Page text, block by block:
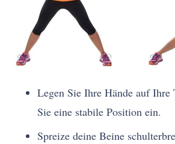
Legen Sie Ihre Hände auf Ihre
Sie eine stabile Position ein.
Spreize deine Beine